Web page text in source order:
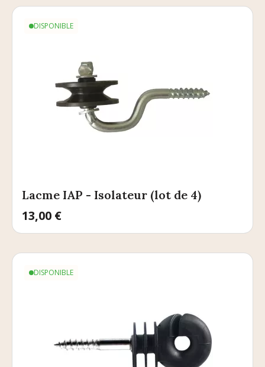
DISPONIBLE
Lacme IAP - Isolateur (lot de 4)
Prix
13,00 €
DISPONIBLE